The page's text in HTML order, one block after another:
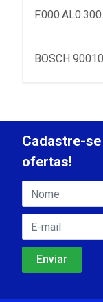
F.000.AL0.300.
BOSCH
Cadastre-
ofertas!